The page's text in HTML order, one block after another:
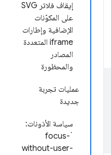
إيقاف فلاتر SVG
على المكوّنات
الإضافية وإطارات
iframe المتعددة
المصادر
والمحظورة
عمليات تجربة
جديدة
سياسة الأذونات:
`focus-
without-user-